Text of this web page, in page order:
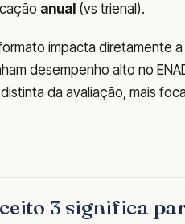
anual (vs trienal).
impacta diretamente
desempenho alto no
da avaliação, mais
3 significa